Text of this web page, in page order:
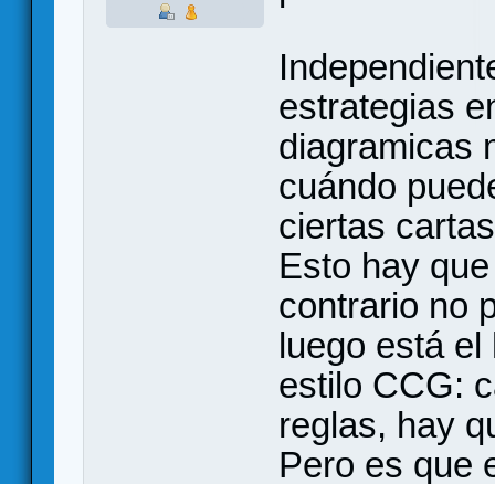
estrategias
diagramicas
cuándo
ciertas
Esto hay
contrario no
luego está
estilo CCG:
reglas, hay
Pero es que